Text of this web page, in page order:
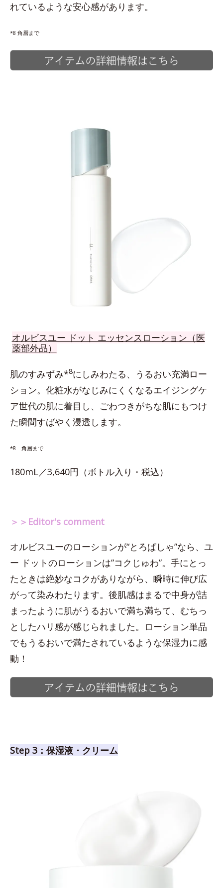
れているような安心感があります。
*8 角層まで
オルビスユー ドット エッセンスローション（医
薬部外品）
肌のすみずみ*8にしみわたる、うるおい充満ロー
ション。化粧水がなじみにくくなるエイジングケ
ア世代の肌に着目し、ごわつきがちな肌にもつけ
た瞬間すばやく浸透します。
*8 角層まで
180mL／3,640円（ボトル入り・税込）
＞＞Editor's comment
オルビスユーのローションが“とろぱしゃ”なら、ユ
ー ドットのローションは”コクじゅわ”。手にとっ
たときは絶妙なコクがありながら、瞬時に伸び広
がって染みわたります。後肌感はまるで中身が詰
まったように肌がうるおいで満ち満ちて、むちっ
としたハリ感が感じられました。ローション単品
でもうるおいで満たされているような保湿力に感
動！
Step 3：保湿液・クリーム